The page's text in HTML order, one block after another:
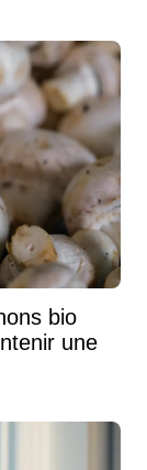
bio
une